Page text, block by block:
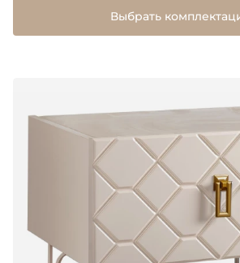
Выбрать